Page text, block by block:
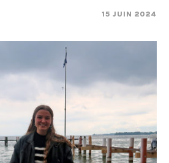
15 JUIN 2024